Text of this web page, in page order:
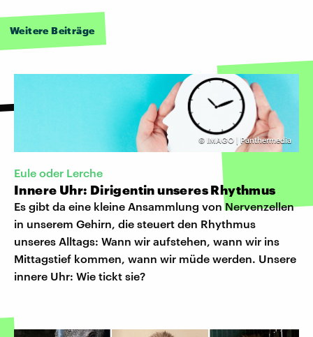
Weitere Beiträge
© IMAGO | Panthermedia
Eule oder Lerche
Innere Uhr: Dirigentin unseres Rhythmus
Es gibt da eine kleine Ansammlung von Nervenzellen
in unserem Gehirn, die steuert den Rhythmus
unseres Alltags: Wann wir aufstehen, wann wir ins
Mittagstief kommen, wann wir müde werden. Unsere
innere Uhr: Wie tickt sie?